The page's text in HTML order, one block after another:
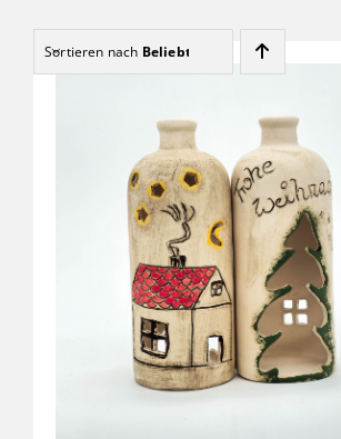
Kinder
Förderung & Betreuung
Inklusionsbetrieb
Sortieren nach Beliebtheit